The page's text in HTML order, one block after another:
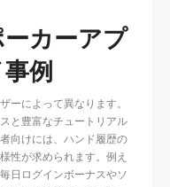
カーアプ
例
ーによって異なります。
と豊富なチュートリアル
向けには、ハンド履歴の
性が求められます。例え
日ログインボーナスやソ